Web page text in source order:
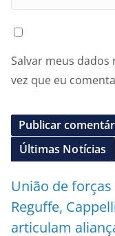
Salvar meus
vez que eu
Últimas Notícias
União de
Reguffe,
articulam